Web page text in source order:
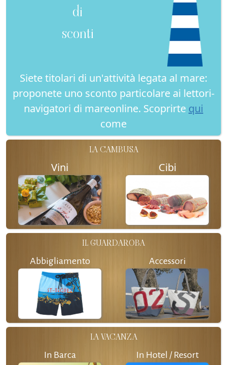
di
sconti
Siete titolari di un'attività legata al mare:
proponete uno sconto particolare ai lettori-
navigatori di mareonline. Scoprirte qui
come
LA CAMBUSA
Vini Cibi
IL GUARDAROBA
Abbigliamento Accessori
LA VACANZA
In Barca In Hotel / Resort